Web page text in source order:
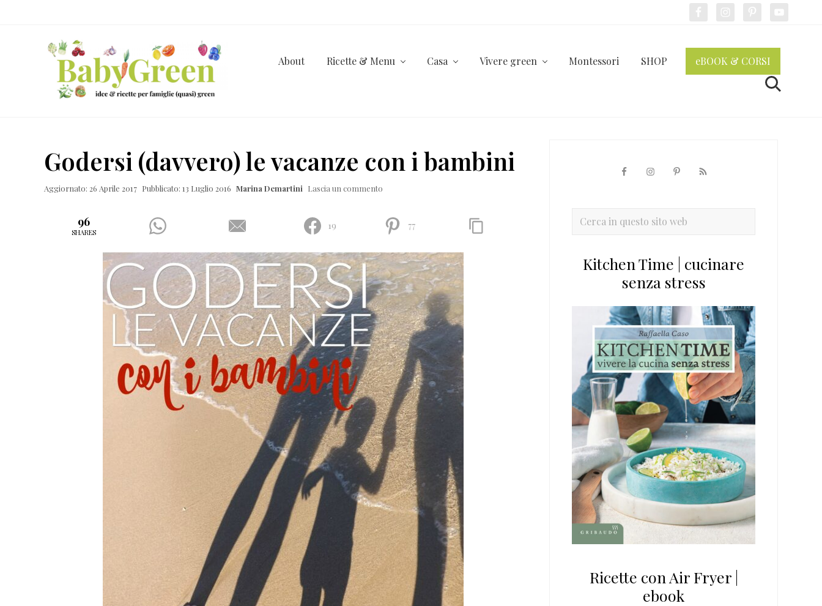
ricette
per
About Ricette & Menu Casa Vivere green Montessori SHOP eBOOK & CORSI
Cerca
Godersi (davvero) le vacanze con i bambini
Aggiornato: 26 Aprile 2017 Pubblicato: 13 Luglio 2016 Marina Demartini Lascia un commento
96
SHARES
19 77
primaria
Cerca
sitoKitchen Time | cucinare
senza stress
Ricette con Air Fryer |
ebook